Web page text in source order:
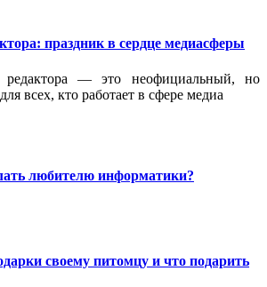
праздник в сердце медиасферы
редактора — это неофициальный, но
всех, кто работает в сфере медиа
любителю информатики?
своему питомцу и что подарить